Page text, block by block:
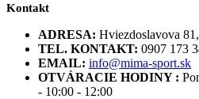
Kontakt
ADRESA: Hviezdoslavova
TEL. KONTAKT: 0907 173
EMAIL: info@mima-sport.sk
OTVÁRACIE HODINY :
- 10:00 - 12:00